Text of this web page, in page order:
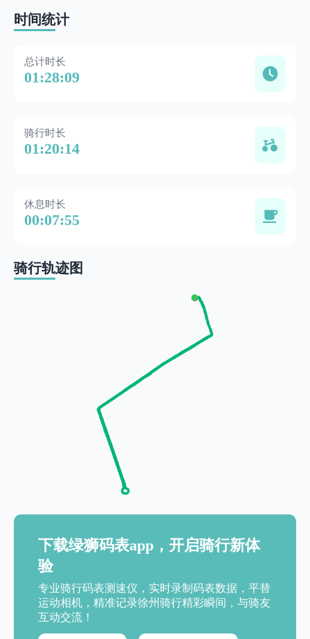
时间统计
总计时长
01:28:09
骑行时长
01:20:14
休息时长
00:07:55
骑行轨迹图
下载绿狮码表app，开启骑行新体
验
专业骑行码表测速仪，实时录制码表数据，平替
运动相机，精准记录徐州骑行精彩瞬间，与骑友
互动交流！